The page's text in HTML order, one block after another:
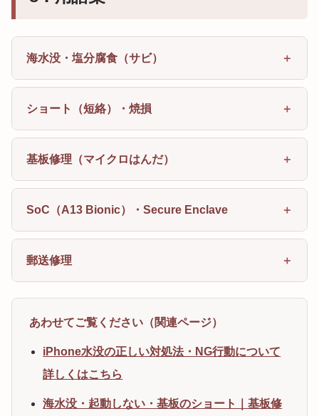
海水没・塩分腐食（サビ）
ショート（短絡）・焼損
基板修理（マイクロはんだ）
SoC（A13 Bionic）・Secure Enclave
郵送修理
あわせてご覧ください（関連ページ）
iPhone水没の正しい対処法・NG行動について
詳しくはこちら
海水没・起動しない・基板のショート｜基板修